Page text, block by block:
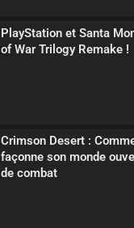
PlayStation et Santa
of War Trilogy Remake !
Crimson Desert :
façonne son monde
de combat